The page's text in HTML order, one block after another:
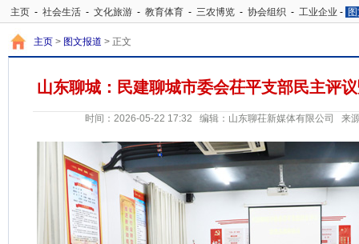
主页 - 社会生活 - 文化旅游 - 教育体育 - 三农博览 - 协会组织 - 工业企业 -
告信息 - 交通运输
主页 > 图文报道 > 正文
山东聊城：民建聊城市委会茌平支部民主评
时间：2026-05-22 17:32 编辑：山东聊茌新媒体有限公司 来